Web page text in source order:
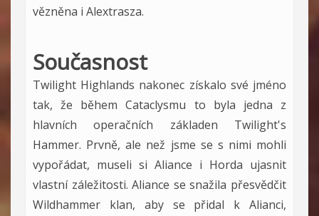
vězněna i Alextrasza.
Současnost
Twilight Highlands nakonec získalo své jméno
tak, že během Cataclysmu to byla jedna z
hlavních operačních základen Twilight's
Hammer. Prvně, ale než jsme se s nimi mohli
vypořádat, museli si Aliance i Horda ujasnit
vlastní záležitosti. Aliance se snažila přesvědčit
Wildhammer klan, aby se přidal k Alianci,